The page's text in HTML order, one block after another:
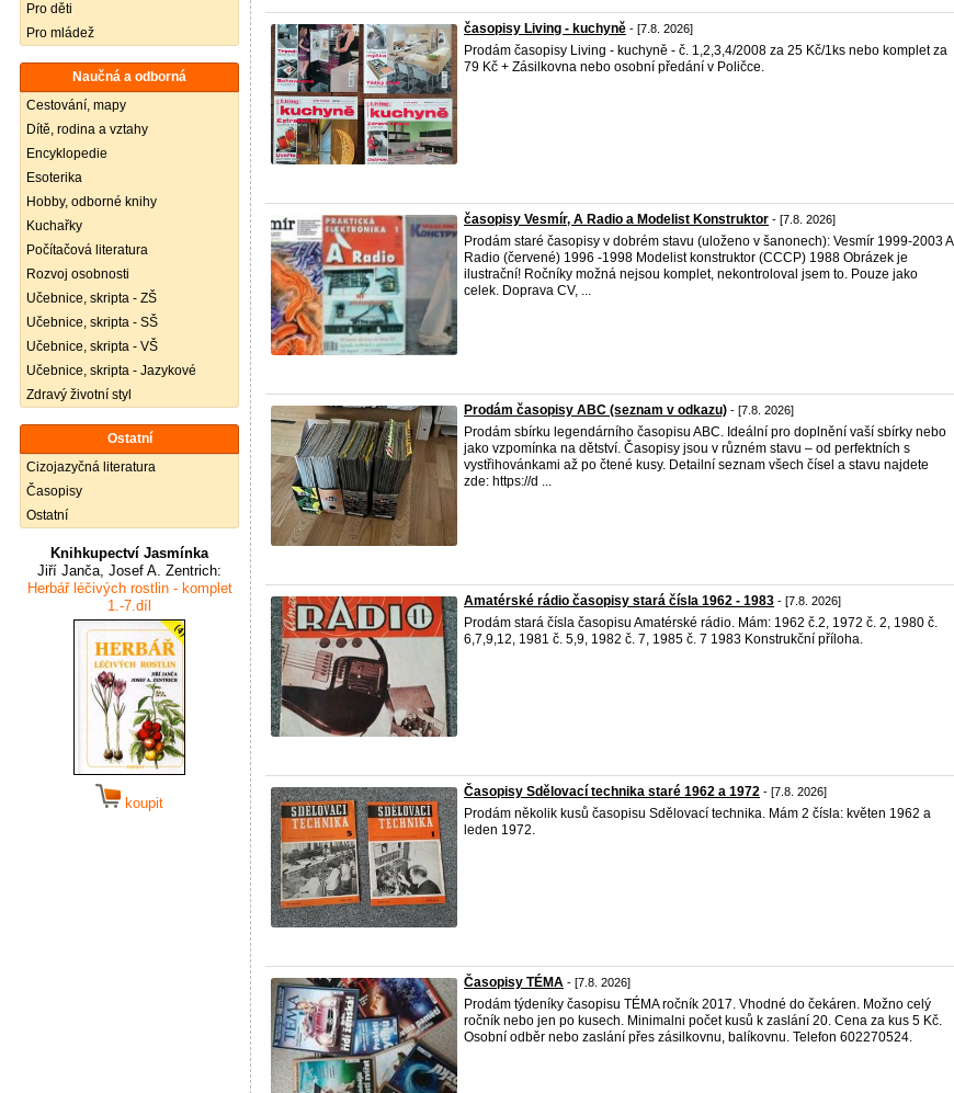
Pro děti
Pro mládež
Naučná a odborná
Cestování, mapy
Dítě, rodina a vztahy
Encyklopedie
Esoterika
Hobby, odborné knihy
Kuchařky
Počítačová literatura
Rozvoj osobnosti
Učebnice, skripta - ZŠ
Učebnice, skripta - SŠ
Učebnice, skripta - VŠ
Učebnice, skripta - Jazykové
Zdravý životní styl
Ostatní
Cizojazyčná literatura
Časopisy
Ostatní
Knihkupectví Jasmínka
Jiří Janča, Josef A. Zentrich:
Herbář léčivých rostlin - komplet
1.-7.díl
koupit
časopisy Living - kuchyně - [7.8. 2026]
Prodám časopisy Living - kuchyně - č. 1,2,3,4/2008 za 25 Kč/1ks nebo komplet za
79 Kč + Zásilkovna nebo osobní předání v Poličce.
časopisy Vesmír, A Radio a Modelist Konstruktor - [7.8. 2026]
Prodám staré časopisy v dobrém stavu (uloženo v šanonech): Vesmír 1999-2003 A
Radio (červené) 1996 -1998 Modelist konstruktor (CCCP) 1988 Obrázek je
ilustrační! Ročníky možná nejsou komplet, nekontroloval jsem to. Pouze jako
celek. Doprava CV, ...
Prodám časopisy ABC (seznam v odkazu) - [7.8. 2026]
Prodám sbírku legendárního časopisu ABC. Ideální pro doplnění vaší sbírky nebo
jako vzpomínka na dětství. Časopisy jsou v různém stavu – od perfektních s
vystřihovánkami až po čtené kusy. Detailní seznam všech čísel a stavu najdete
zde: https://d ...
Amatérské rádio časopisy stará čísla 1962 - 1983 - [7.8. 2026]
Prodám stará čísla časopisu Amatérské rádio. Mám: 1962 č.2, 1972 č. 2, 1980 č.
6,7,9,12, 1981 č. 5,9, 1982 č. 7, 1985 č. 7 1983 Konstrukční příloha.
Časopisy Sdělovací technika staré 1962 a 1972 - [7.8. 2026]
Prodám několik kusů časopisu Sdělovací technika. Mám 2 čísla: květen 1962 a
leden 1972.
Časopisy TÉMA - [7.8. 2026]
Prodám týdeníky časopisu TÉMA ročník 2017. Vhodné do čekáren. Možno celý
ročník nebo jen po kusech. Minimalni počet kusů k zaslání 20. Cena za kus 5 Kč.
Osobní odběr nebo zaslání přes zásilkovnu, balíkovnu. Telefon 602270524.